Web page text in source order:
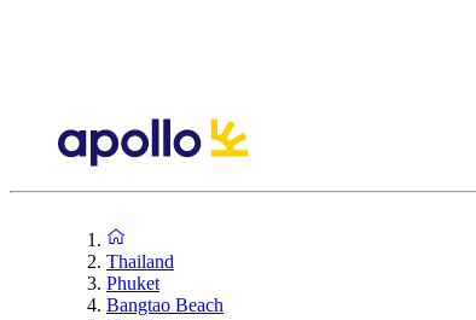
Thailand
Phuket
Bangtao Beach